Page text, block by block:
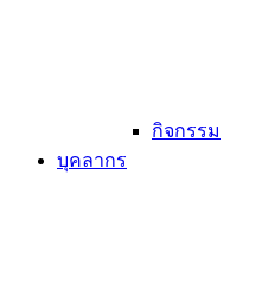
กิจกรรม
บุคลากร